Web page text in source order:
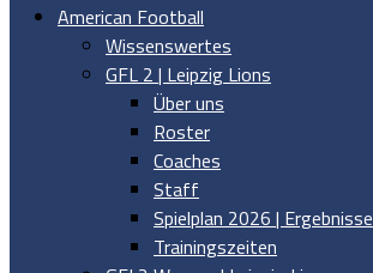
American Football
Wissenswertes
GFL 2 | Leipzig Lions
Über uns
Roster
Coaches
Staff
Spielplan 2026 | Ergebnisse
Trainingszeiten